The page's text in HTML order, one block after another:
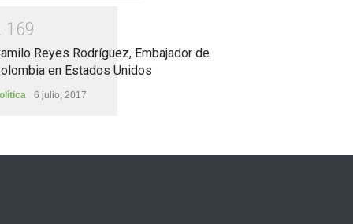
1 69
Reyes Rodríguez, Embajador de
en Estados Unidos
6 julio, 2017